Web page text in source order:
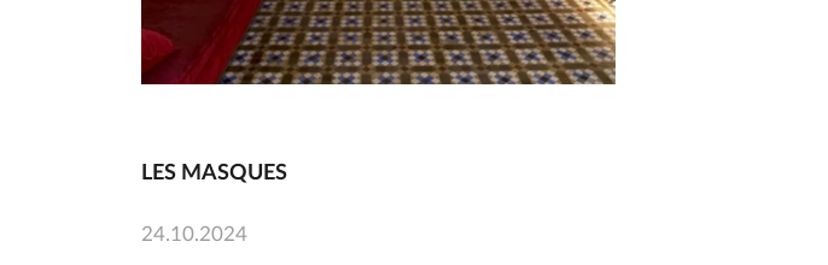
LES MASQUES
24.10.2024